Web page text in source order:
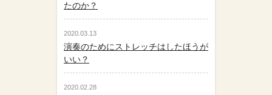
たのか？
2020.03.13
演奏のためにストレッチはしたほうが
いい？
2020.02.28